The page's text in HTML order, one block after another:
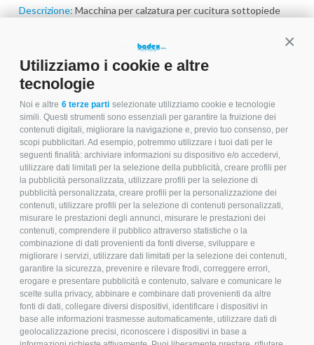
Utilizziamo i cookie e altre
tecnologie
Noi e altre 6 terze parti selezionate utilizziamo cookie e tecnologie
simili. Questi strumenti sono essenziali per garantire la fruizione dei
contenuti digitali, migliorare la navigazione e, previo tuo consenso, per
scopi pubblicitari. Ad esempio, potremmo utilizzare i tuoi dati per le
seguenti finalità: archiviare informazioni su dispositivo e/o accedervi,
utilizzare dati limitati per la selezione della pubblicità, creare profili per
la pubblicità personalizzata, utilizzare profili per la selezione di
pubblicità personalizzata, creare profili per la personalizzazione dei
contenuti, utilizzare profili per la selezione di contenuti personalizzati,
misurare le prestazioni degli annunci, misurare le prestazioni dei
contenuti, comprendere il pubblico attraverso statistiche o la
combinazione di dati provenienti da fonti diverse, sviluppare e
migliorare i servizi, utilizzare dati limitati per la selezione dei contenuti,
garantire la sicurezza, prevenire e rilevare frodi, correggere errori,
erogare e presentare pubblicità e contenuto, salvare e comunicare le
scelte sulla privacy, abbinare e combinare dati provenienti da altre
fonti di dati, collegare diversi dispositivi, identificare i dispositivi in
base alle informazioni trasmesse automaticamente, utilizzare dati di
geolocalizzazione precisi, riconoscere i dispositivi in base a
Descrizione: Macchina per calzatura per cucitura sottopiede
Richiedi maggiori informazioni: